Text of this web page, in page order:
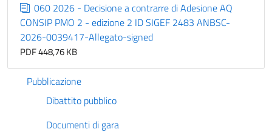
060 2026 - Decisione a contrarre di Adesione AQ
CONSIP PMO 2 - edizione 2 ID SIGEF 2483 ANBSC-
2026-0039417-Allegato-signed
PDF 448,76 KB
Pubblicazione
Dibattito pubblico
Documenti di gara